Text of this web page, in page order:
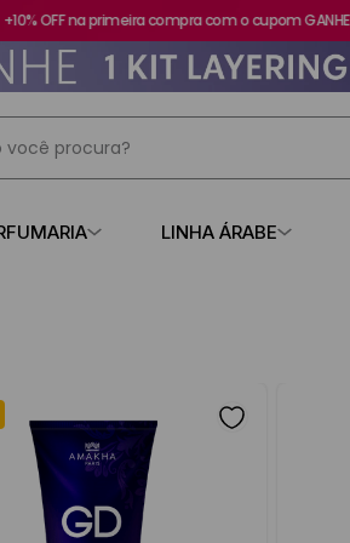
OFF na primeira compra com o cupom GANHE10
você procura?
LINHA ÁRABE
Perfil